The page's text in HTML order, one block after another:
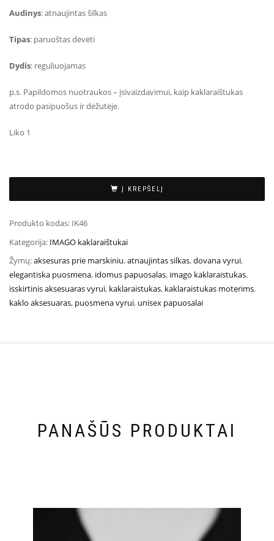
Audinys: atnaujintas šilkas
Tipas: paruoštas dėvėti
Dydis: reguliuojamas
p.s. Papildomos nuotraukos – įsivaizdavimui, kaip kaklaraištukas
atrodo pasipuošus ir dėžutėje.
Liko 1
Į KREPŠELĮ
Produkto kodas: IK46
Kategorija: IMAGO kaklaraištukai
Žymų:aksesuras prie marskiniu,atnaujintas silkas,dovana vyrui,
elegantiska puosmena, idomus papuosalas, imago kaklaraistukas,
isskirtinis aksesuaras vyrui, kaklaraistukas, kaklaraistukas moterims,
kaklo aksesuaras, puosmena vyrui, unisex papuosalai
PANAŠŪS PRODUKTAI